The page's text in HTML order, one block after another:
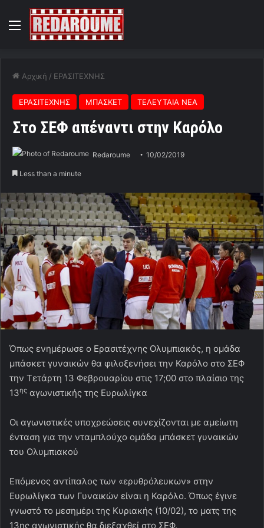
Menu
Αρχική / ΕΡΑΣΙΤΕΧΝΗΣ
ΕΡΑΣΙΤΕΧΝΗΣ ΜΠΑΣΚΕΤ ΤΕΛΕΥΤΑΙΑ ΝΕΑ
Στο ΣΕΦ απέναντι στην Καρόλο
Redaroume 10/02/2019
Less than a minute
Όπως ενημέρωσε ο Ερασιτέχνης Ολυμπιακός, η ομάδα
μπάσκετ γυναικών θα φιλοξενήσει την Καρόλο στο ΣΕΦ
την Τετάρτη 13 Φεβρουαρίου στις 17;00 στο πλαίσιο της
13ης αγωνιστικής της Ευρωλίγκα
Οι αγωνιστικές υποχρεώσεις συνεχίζονται με αμείωτη
ένταση για την νταμπλούχο ομάδα μπάσκετ γυναικών
του Ολυμπιακού
Επόμενος αντίπαλος των «ερυθρόλευκων» στην
Ευρωλίγκα των Γυναικών είναι η Καρόλο. Όπως έγινε
γνωστό το μεσημέρι της Κυριακής (10/02), το ματς της
13ης αγωνιστικής θα διεξαχθεί στο ΣΕΦ.